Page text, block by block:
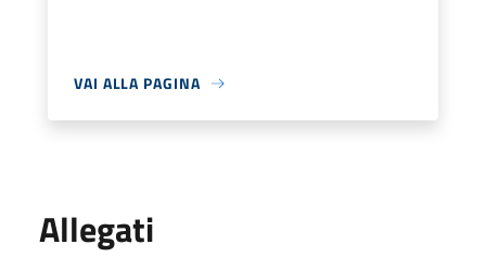
VAI ALLA PAGINA
Allegati